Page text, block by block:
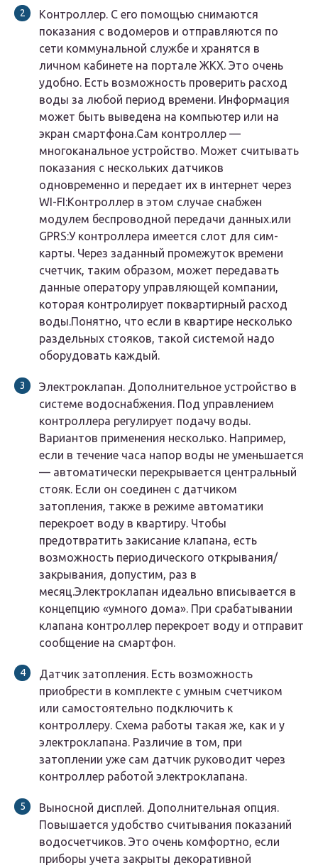
Контроллер. С его помощью снимаются
показания с водомеров и отправляются по
сети коммунальной службе и хранятся в
личном кабинете на портале ЖКХ. Это очень
удобно. Есть возможность проверить расход
воды за любой период времени. Информация
может быть выведена на компьютер или на
экран смартфона.Сам контроллер —
многоканальное устройство. Может считывать
показания с нескольких датчиков
одновременно и передает их в интернет через
WI-FI:Контроллер в этом случае снабжен
модулем беспроводной передачи данных.или
GPRS:У контроллера имеется слот для сим-
карты. Через заданный промежуток времени
счетчик, таким образом, может передавать
данные оператору управляющей компании,
которая контролирует поквартирный расход
воды.Понятно, что если в квартире несколько
раздельных стояков, такой системой надо
оборудовать каждый.
Электроклапан. Дополнительное устройство в
системе водоснабжения. Под управлением
контроллера регулирует подачу воды.
Вариантов применения несколько. Например,
если в течение часа напор воды не уменьшается
— автоматически перекрывается центральный
стояк. Если он соединен с датчиком
затопления, также в режиме автоматики
перекроет воду в квартиру. Чтобы
предотвратить закисание клапана, есть
возможность периодического открывания/
закрывания, допустим, раз в
месяц.Электроклапан идеально вписывается в
концепцию «умного дома». При срабатывании
клапана контроллер перекроет воду и отправит
сообщение на смартфон.
Датчик затопления. Есть возможность
приобрести в комплекте с умным счетчиком
или самостоятельно подключить к
контроллеру. Схема работы такая же, как и у
электроклапана. Различие в том, при
затоплении уже сам датчик руководит через
контроллер работой электроклапана.
Выносной дисплей. Дополнительная опция.
Повышается удобство считывания показаний
водосчетчиков. Это очень комфортно, если
приборы учета закрыты декоративной